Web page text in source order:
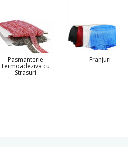
Pasmanterie
Termoadeziva cu
Strasuri
Franjuri